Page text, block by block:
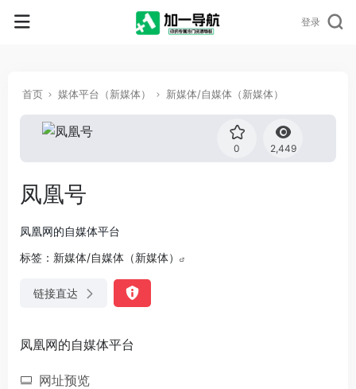
登录
首页 媒体平台（新媒体） 新媒体/自媒体（新媒体）
0 2,449
凤凰号
凤凰网的自媒体平台
标签： 新媒体/自媒体（新媒体）
链接直达
凤凰网的自媒体平台
网址预览